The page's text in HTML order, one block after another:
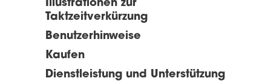
Illustrationen zur
Taktzeitverkürzung
Benutzerhinweise
Kaufen
Dienstleistung und Unterstützung